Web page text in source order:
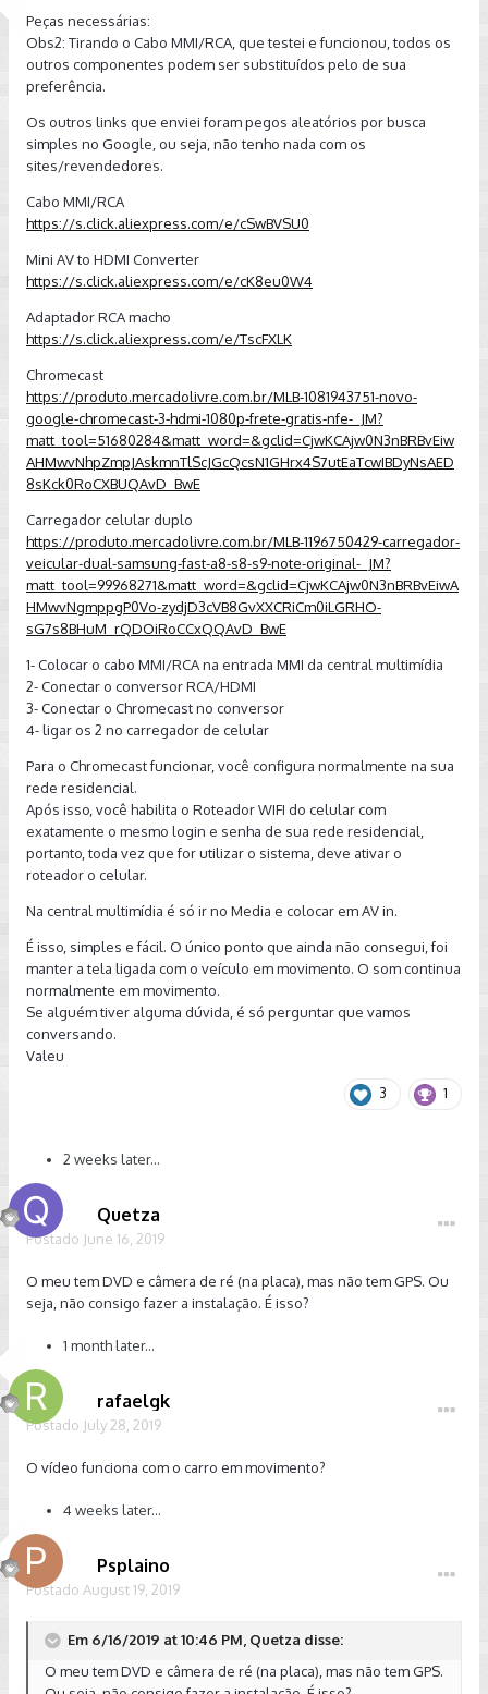
Peças necessárias:
Obs2: Tirando o Cabo MMI/RCA, que testei e funcionou, todos os
outros componentes podem ser substituídos pelo de sua
preferência.
Os outros links que enviei foram pegos aleatórios por busca
simples no Google, ou seja, não tenho nada com os
sites/revendedores.
Cabo MMI/RCA
https://s.click.aliexpress.com/e/cSwBVSU0
Mini AV to HDMI Converter
https://s.click.aliexpress.com/e/cK8eu0W4
Adaptador RCA macho
https://s.click.aliexpress.com/e/TscFXLK
Chromecast
https://produto.mercadolivre.com.br/MLB-1081943751-novo-
google-chromecast-3-hdmi-1080p-frete-gratis-nfe-_JM?
matt_tool=51680284&matt_word=&gclid=CjwKCAjw0N3nBRBvEiw
AHMwvNhpZmpJAskmnTlScJGcQcsN1GHrx4S7utEaTcwIBDyNsAED
8sKck0RoCXBUQAvD_BwE
Carregador celular duplo
https://produto.mercadolivre.com.br/MLB-1196750429-carregador-
veicular-dual-samsung-fast-a8-s8-s9-note-original-_JM?
matt_tool=99968271&matt_word=&gclid=CjwKCAjw0N3nBRBvEiwA
HMwvNgmppgP0Vo-zydjD3cVB8GvXXCRiCm0iLGRHO-
sG7s8BHuM_rQDOiRoCCxQQAvD_BwE
1- Colocar o cabo MMI/RCA na entrada MMI da central multimídia
2- Conectar o conversor RCA/HDMI
3- Conectar o Chromecast no conversor
4- ligar os 2 no carregador de celular
Para o Chromecast funcionar, você configura normalmente na sua
rede residencial.
Após isso, você habilita o Roteador WIFI do celular com
exatamente o mesmo login e senha de sua rede residencial,
portanto, toda vez que for utilizar o sistema, deve ativar o
roteador o celular.
Na central multimídia é só ir no Media e colocar em AV in.
É isso, simples e fácil. O único ponto que ainda não consegui, foi
manter a tela ligada com o veículo em movimento. O som continua
normalmente em movimento.
Se alguém tiver alguma dúvida, é só perguntar que vamos
conversando.
Valeu
3 1
2 weeks later...
Quetza
Postado June 16, 2019
O meu tem DVD e câmera de ré (na placa), mas não tem GPS. Ou
seja, não consigo fazer a instalação. É isso?
1 month later...
rafaelgk
Postado July 28, 2019
O vídeo funciona com o carro em movimento?
4 weeks later...
Psplaino
Postado August 19, 2019
Em 6/16/2019 at 10:46 PM, Quetza disse:
O meu tem DVD e câmera de ré (na placa), mas não tem GPS.